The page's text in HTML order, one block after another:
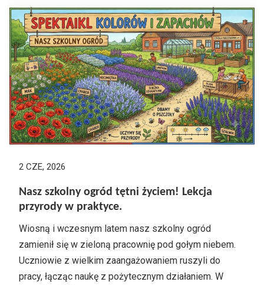
2 CZE, 2026
Nasz szkolny ogród tętni życiem! Lekcja
przyrody w praktyce.
Wiosną i wczesnym latem nasz szkolny ogród
zamienił się w zieloną pracownię pod gołym niebem.
Uczniowie z wielkim zaangażowaniem ruszyli do
pracy, łącząc naukę z pożytecznym działaniem. W